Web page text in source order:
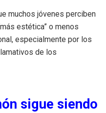
muchos jóvenes perciben
estética” o menos
especialmente por los
de los
sigue siendo